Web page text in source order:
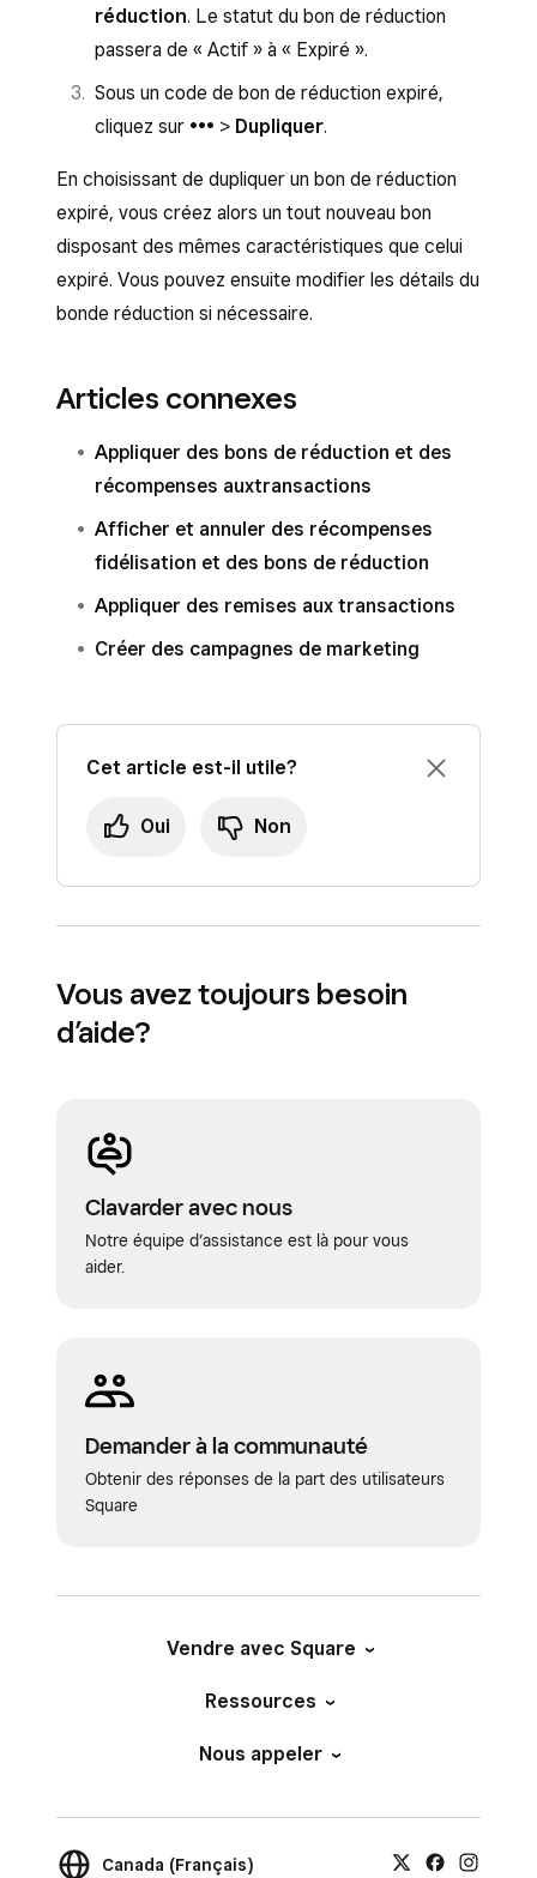
réduction. Le statut du bon de réduction
passera de « Actif » à « Expiré ».
Sous un code de bon de réduction expiré,
cliquez sur ••• > Dupliquer.
En choisissant de dupliquer un bon de réduction
expiré, vous créez alors un tout nouveau bon
disposant des mêmes caractéristiques que celui
expiré. Vous pouvez ensuite modifier les détails du
bonde réduction si nécessaire.
Articles connexes
Appliquer des bons de réduction et des
récompenses auxtransactions
Afficher et annuler des récompenses
fidélisation et des bons de réduction
Appliquer des remises aux transactions
Créer des campagnes de marketing
Cet article est-il utile?
Oui Non
Vous avez toujours besoin
d’aide?
Clavarder avec nous
Notre équipe d’assistance est là pour vous
aider.
Demander à la communauté
Obtenir des réponses de la part des utilisateurs
Square
Vendre avec Square
Ressources
Nous appeler
Canada (Français)